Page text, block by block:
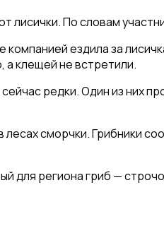
По словам
ездила за
а клещей не встретили.
редки. Один из них
сморчки. Грибники
для региона гриб —